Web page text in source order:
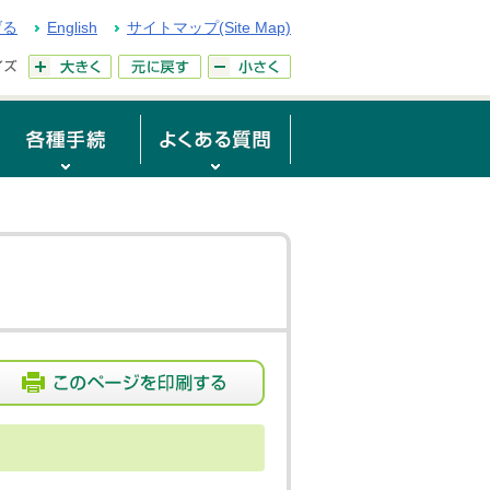
English サイトマップ(Site Map)